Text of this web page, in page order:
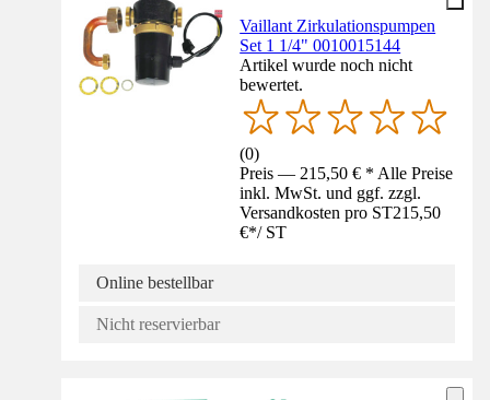
Vaillant Zirkulationspumpen
Set 1 1/4" 0010015144
Artikel wurde noch nicht
bewertet.
(0)
Preis — 215,50 € * Alle Preise
inkl. MwSt. und ggf. zzgl.
Versandkosten pro ST215,50
€*/ ST
Online bestellbar
Nicht reservierbar